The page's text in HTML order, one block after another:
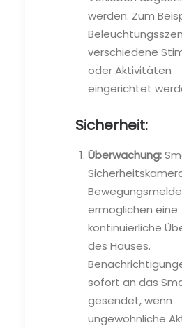
werden. Zum
verschiedene
oder Aktivitäten
eingerichtet
Sicherheit:
Überwachung:
ermöglichen eine
kontinuierliche
des Hauses.
sofort an das
gesendet, wenn
ungewöhnliche